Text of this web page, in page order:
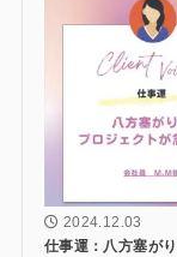
2024.12.03
仕事運：八方塞が